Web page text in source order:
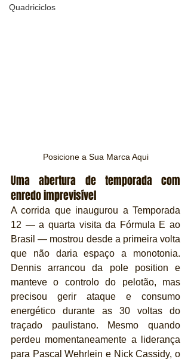
Quadriciclos
Posicione a Sua Marca Aqui
Uma abertura de temporada com
enredo imprevisível
A corrida que inaugurou a Temporada
12 — a quarta visita da Fórmula E ao
Brasil — mostrou desde a primeira volta
que não daria espaço a monotonia.
Dennis arrancou da pole position e
manteve o controlo do pelotão, mas
precisou gerir ataque e consumo
energético durante as 30 voltas do
traçado paulistano. Mesmo quando
perdeu momentaneamente a liderança
para Pascal Wehrlein e Nick Cassidy, o